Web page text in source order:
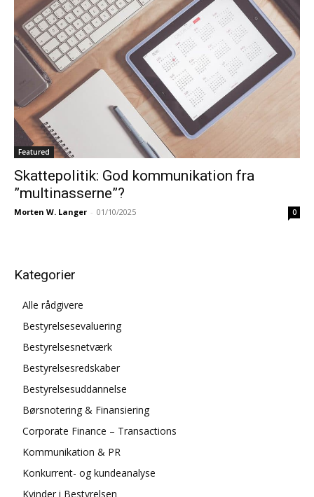
Featured
Skattepolitik: God kommunikation fra
”multinasserne”?
Morten W. Langer - 01/10/2025 0
Kategorier
Alle rådgivere
Bestyrelsesevaluering
Bestyrelsesnetværk
Bestyrelsesredskaber
Bestyrelsesuddannelse
Børsnotering & Finansiering
Corporate Finance – Transactions
Kommunikation & PR
Konkurrent- og kundeanalyse
Kvinder i Bestyrelsen